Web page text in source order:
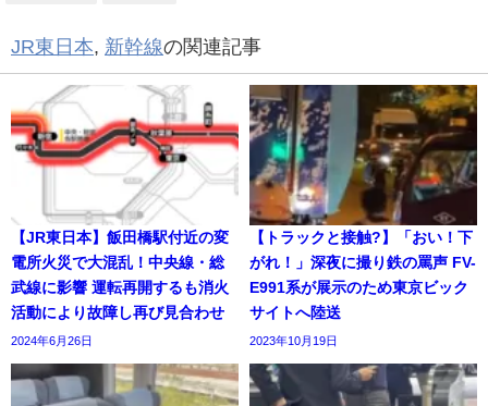
JR東日本 新幹線の関連記事
【JR東日本】飯田橋駅付近の変
電所火災で大混乱！中央線・総
武線に影響 運転再開するも消火
活動により故障し再び見合わせ
2024年6月26日
【トラックと接触?】「おい！下
がれ！」深夜に撮り鉄の罵声 FV-
E991系が展示のため東京ビック
サイトへ陸送
2023年10月19日